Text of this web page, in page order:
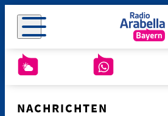
NACHRICHTEN